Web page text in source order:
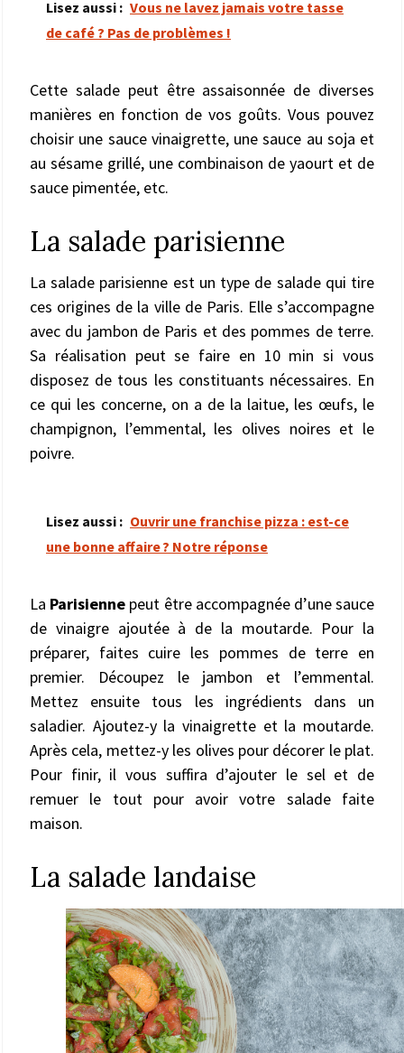
Lisez aussi : Vous ne lavez jamais votre tasse
de café ? Pas de problèmes !
Cette salade peut être assaisonnée de diverses
manières en fonction de vos goûts. Vous pouvez
choisir une sauce vinaigrette, une sauce au soja et
au sésame grillé, une combinaison de yaourt et de
sauce pimentée, etc.
La salade parisienne
La salade parisienne est un type de salade qui tire
ces origines de la ville de Paris. Elle s’accompagne
avec du jambon de Paris et des pommes de terre.
Sa réalisation peut se faire en 10 min si vous
disposez de tous les constituants nécessaires. En
ce qui les concerne, on a de la laitue, les œufs, le
champignon, l’emmental, les olives noires et le
poivre.
Lisez aussi : Ouvrir une franchise pizza : est-ce
une bonne affaire ? Notre réponse
La Parisienne peut être accompagnée d’une sauce
de vinaigre ajoutée à de la moutarde. Pour la
préparer, faites cuire les pommes de terre en
premier. Découpez le jambon et l’emmental.
Mettez ensuite tous les ingrédients dans un
saladier. Ajoutez-y la vinaigrette et la moutarde.
Après cela, mettez-y les olives pour décorer le plat.
Pour finir, il vous suffira d’ajouter le sel et de
remuer le tout pour avoir votre salade faite
maison.
La salade landaise